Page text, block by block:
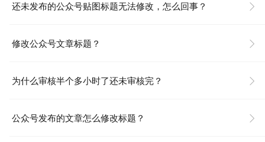
还未发布的公众号贴图标题无法修改，怎么回事？
修改公众号文章标题？
为什么审核半个多小时了还未审核完？
公众号发布的文章怎么修改标题？